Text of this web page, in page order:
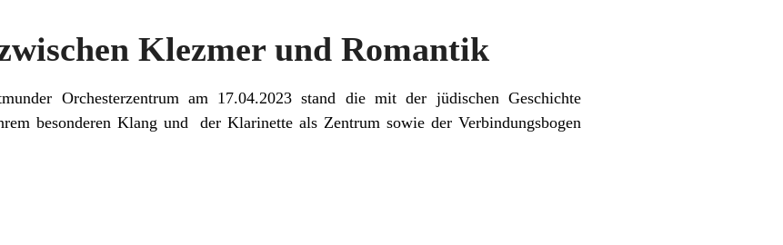
Klezmer und Romantik
Orchesterzentrum am 17.04.2023 stand die mit der jüdischen Geschichte
besonderen Klang und der Klarinette als Zentrum sowie der Verbindungsbogen